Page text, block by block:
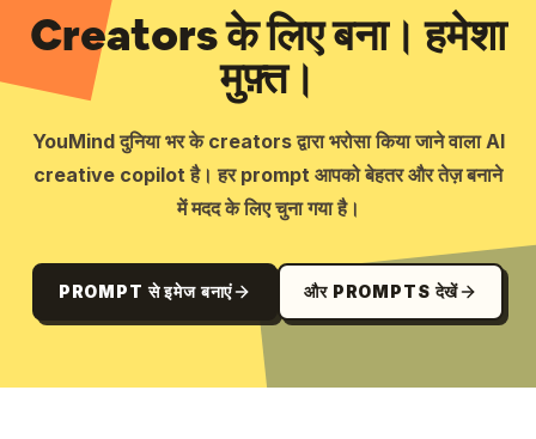
Creators के लिए बना। हमेशा
मुफ़्त।
YouMind दुनिया भर के creators द्वारा भरोसा किया जाने वाला AI
creative copilot है। हर prompt आपको बेहतर और तेज़ बनाने
में मदद के लिए चुना गया है।
PROMPT से इमेज बनाएं और PROMPTS देखें